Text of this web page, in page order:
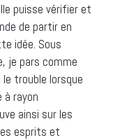
puisse vérifier et
de partir en
idée. Sous
je pars comme
trouble lorsque
à rayon
ainsi sur les
esprits et